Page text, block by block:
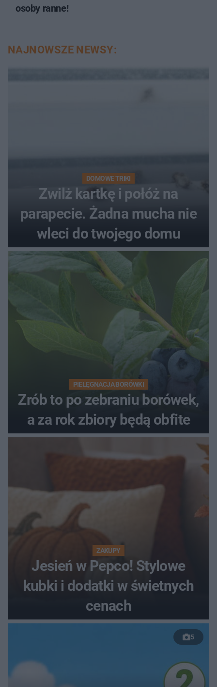
osoby ranne!
NAJNOWSZE NEWSY:
DOMOWE TRIKI
Zwilż kartkę i połóż na
parapecie. Żadna mucha nie
wleci do twojego domu
PIELĘGNACJA BORÓWKI
Zrób to po zebraniu borówek,
a za rok zbiory będą obfite
ZAKUPY
Jesień w Pepco! Stylowe
kubki i dodatki w świetnych
cenach
5